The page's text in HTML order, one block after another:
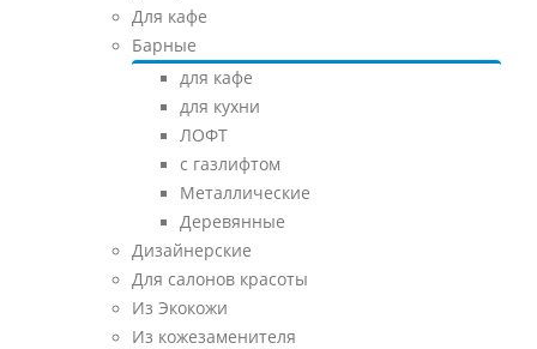
Для кафе
Барные
для кафе
для кухни
ЛОФТ
с газлифтом
Металлические
Деревянные
Дизайнерские
Для салонов красоты
Из Экокожи
Из кожезаменителя